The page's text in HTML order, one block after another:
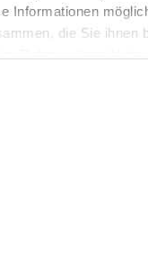
Informationen
die Sie ihnen